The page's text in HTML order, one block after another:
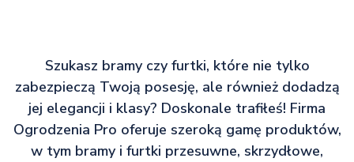
Szukasz bramy czy furtki, które nie tylko
zabezpieczą Twoją posesję, ale również dodadzą
jej elegancji i klasy? Doskonale trafiłeś! Firma
Ogrodzenia Pro oferuje szeroką gamę produktów,
w tym bramy i furtki przesuwne, skrzydłowe,